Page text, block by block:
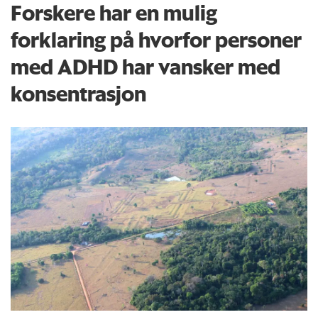
Forskere har en mulig
forklaring på hvorfor personer
med ADHD har vansker med
konsentrasjon